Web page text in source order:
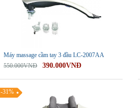
Máy massage cầm tay 3 đầu LC-2007AA
550.000VNĐ
390.000VNĐ
-31%